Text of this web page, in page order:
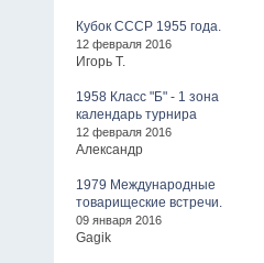
Кубок СССР 1955 года.
12 февраля 2016
Игорь Т.
1958 Класс "Б" - 1 зона
календарь турнира
12 февраля 2016
Александр
1979 Международные
товарищеские встречи.
09 января 2016
Gagik